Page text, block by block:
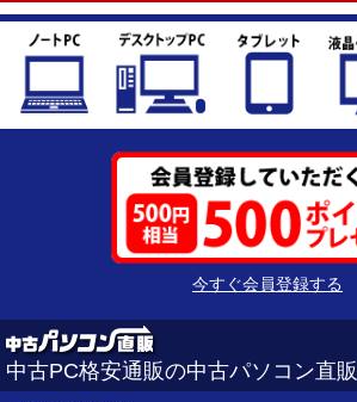
今すぐ会員登録する
中古PC格安通販の中古パソコン直販